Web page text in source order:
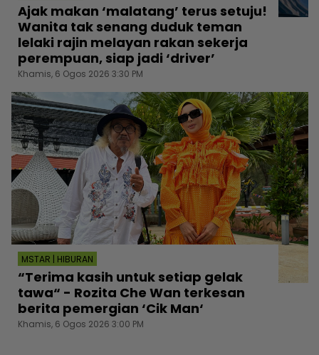
Ajak makan ‘malatang’ terus setuju!
Wanita tak senang duduk teman
lelaki rajin melayan rakan sekerja
perempuan, siap jadi ‘driver’
Khamis, 6 Ogos 2026 3:30 PM
MSTAR | HIBURAN
“Terima kasih untuk setiap gelak
tawa“ - Rozita Che Wan terkesan
berita pemergian ‘Cik Man‘
Khamis, 6 Ogos 2026 3:00 PM